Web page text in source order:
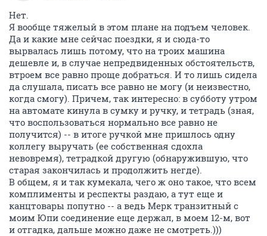
Нет.
Я вообще тяжелый в этом плане на подъем человек.
Да и какие мне сейчас поездки, я и сюда-то
вырвалась лишь потому, что на троих машина
дешевле и, в случае непредвиденных обстоятельств,
втроем все равно проще добраться. И то лишь сидела
да слушала, писать все равно не могу (и неизвестно,
когда смогу). Причем, так интересно: в субботу утром
на автомате кинула в сумку и ручку, и тетрадь (зная,
что воспользоваться нормально все равно не
получится) -- в итоге ручкой мне пришлось одну
коллегу выручать (ее собственная сдохла
невовремя), тетрадкой другую (обнаружившую, что
старая закончилась и продолжить негде).
В общем, я и так кумекала, чего ж оно такое, что всем
комплименты и респекты раздаю, а тут еще и
канцтовары попутно -- а ведь Мерк транзитный с
моим Юпи соединение еще держал, в моем 12-м, вот
и отгадка, дальше можно даже не смотреть.)))